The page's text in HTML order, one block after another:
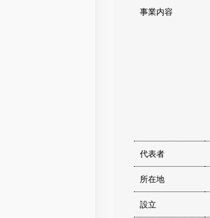
事業内容
代表者
所在地
設立